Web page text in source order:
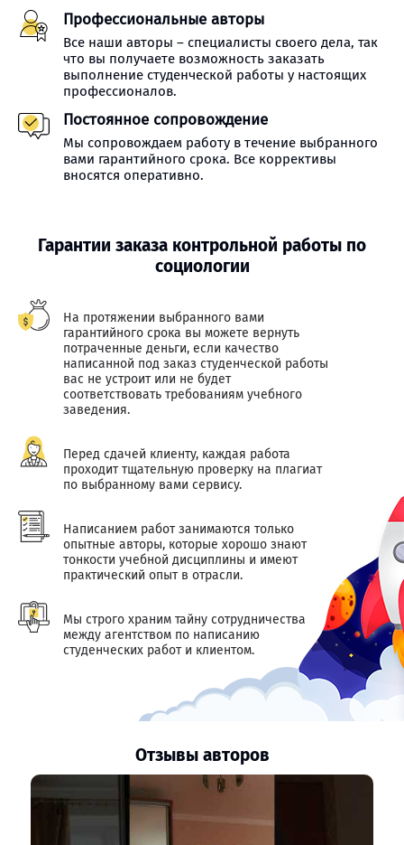
Профессиональные авторы
Все наши авторы – специалисты своего дела, так
что вы получаете возможность заказать
выполнение студенческой работы у настоящих
профессионалов.
Постоянное сопровождение
Мы сопровождаем работу в течение выбранного
вами гарантийного срока. Все коррективы
вносятся оперативно.
Гарантии заказа контрольной работы по
социологии
На протяжении выбранного вами
гарантийного срока вы можете вернуть
потраченные деньги, если качество
написанной под заказ студенческой работы
вас не устроит или не будет
соответствовать требованиям учебного
заведения.
Перед сдачей клиенту, каждая работа
проходит тщательную проверку на плагиат
по выбранному вами сервису.
Написанием работ занимаются только
опытные авторы, которые хорошо знают
тонкости учебной дисциплины и имеют
практический опыт в отрасли.
Мы строго храним тайну сотрудничества
между агентством по написанию
студенческих работ и клиентом.
Отзывы авторов